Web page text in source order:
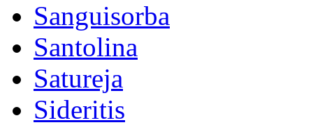
Sanguisorba
Santolina
Satureja
Sideritis